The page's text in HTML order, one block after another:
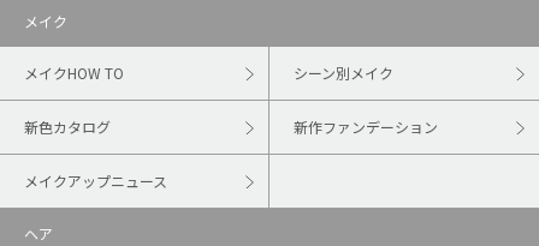
メイク
メイクHOW TO シーン別メイク
新色カタログ 新作ファンデーション
メイクアップニュース
ヘア